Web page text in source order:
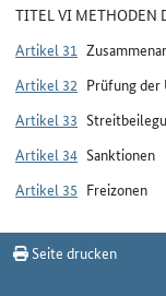
TITEL VI METHODEN
Artikel 31
Artikel 32 Prüfung der
Artikel 33
Artikel 34 Sanktionen
Artikel 35 Freizonen
Seite drucken